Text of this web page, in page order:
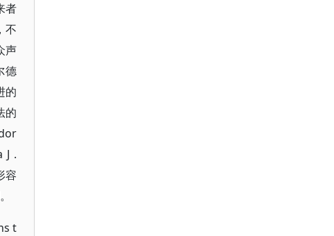
者
不
声
德
的
的
J .
容
t